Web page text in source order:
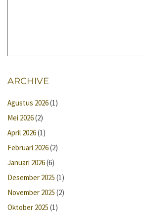
ARCHIVE
Agustus 2026(1)
Mei 2026(2)
April 2026(1)
Februari 2026(2)
Januari 2026(6)
Desember 2025 (1)
November 2025 (2)
Oktober 2025 (1)